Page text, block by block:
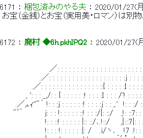
6171 ： 梱包済みのやる夫 ： 2020/01/27(
お宝（金銭）とお宝（実用美・ロマン）は別
6172 ： 廃村 ◆6h.pkhIPQ2 ： 2020/01/27(
／: : : : : : : : : : : : : : : : : : : : : : : : : :
.／: : : : : : : : : : : : : : : : : : : :j : : : : : :
.／: : : : : : : : : : : : : : : ::{ : : : : :I : : : : :
, ': : : _,/: : { : : : : : :! : : : :I : : : /'! : : : : :
.／,｡ｨ''"´ !: : :j : : : : : :! : : : :j : : ,.'　!: : :/ :
"ﾞ´　　　　j: : : !: : : : : ::! : : :/|: ::/　 ,!: ::7:
!: : ::! : : : : : |:: ::/､.!::/　　,|:::7|: : : : : :
!: : : !: : : : : :|: / 　.i/ヽ､　 !7 .!: : : : :